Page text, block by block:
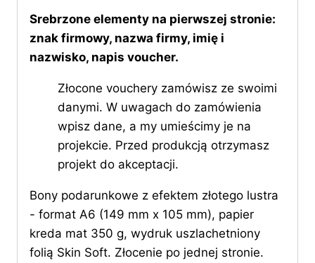
Srebrzone elementy na pierwszej stronie:
znak firmowy, nazwa firmy, imię i
nazwisko, napis voucher.
Złocone vouchery zamówisz ze swoimi
danymi. W uwagach do zamówienia
wpisz dane, a my umieścimy je na
projekcie. Przed produkcją otrzymasz
projekt do akceptacji.
Bony podarunkowe z efektem złotego lustra
- format A6 (149 mm x 105 mm), papier
kreda mat 350 g, wydruk uszlachetniony
folią Skin Soft. Złocenie po jednej stronie.